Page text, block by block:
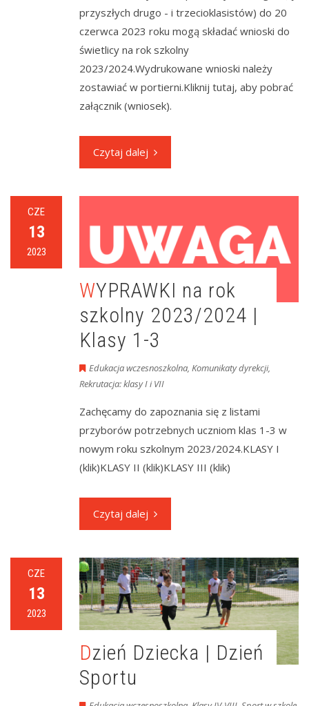
przyszłych drugo - i trzecioklasistów) do 20
czerwca 2023 roku mogą składać wnioski do
świetlicy na rok szkolny
2023/2024.Wydrukowane wnioski należy
zostawiać w portierni.Kliknij tutaj, aby pobrać
załącznik (wniosek).
Czytaj dalej
CZE
13
2023
WYPRAWKI na rok
szkolny 2023/2024 |
Klasy 1-3
Edukacja wczesnoszkolna, Komunikaty dyrekcji,
Rekrutacja: klasy I i VII
Zachęcamy do zapoznania się z listami
przyborów potrzebnych uczniom klas 1-3 w
nowym roku szkolnym 2023/2024.KLASY I
(klik)KLASY II (klik)KLASY III (klik)
Czytaj dalej
CZE
13
2023
Dzień Dziecka | Dzień
Sportu